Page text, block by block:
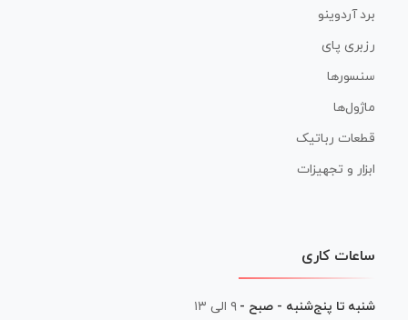
برد آردوینو
رزبری پای
سنسورها
ماژول‌ها
قطعات رباتیک
ابزار و تجهیزات
ساعات کاری
شنبه تا پنج‌شنبه - صبح - ۹ الی ۱۳